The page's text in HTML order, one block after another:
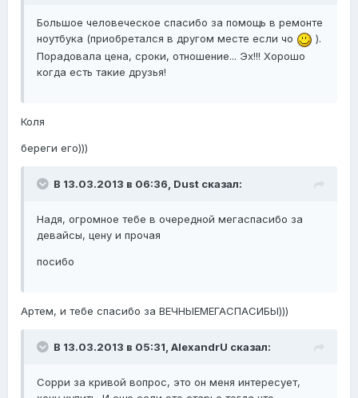
Большое человеческое спасибо за помощь в ремонте
ноутбука (приобретался в другом месте если чо
).
Порадовала цена, сроки, отношение... Эх!!! Хорошо
когда есть такие друзья!
Коля
береги его)))
В 13.03.2013 в 06:36, Dust сказал:
Надя, огромное тебе в очередной мегаспасибо за
девайсы, цену и прочая
посибо
Артем, и тебе спасибо за ВЕЧНЫЕМЕГАСПАСИБЫ)))
В 13.03.2013 в 05:31, AlexandrU сказал:
Сорри за кривой вопрос, это он меня интересует,